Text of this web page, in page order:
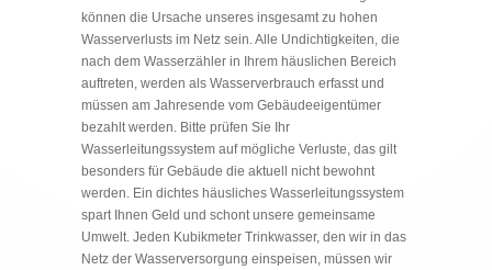
können die Ursache unseres insgesamt zu hohen
Wasserverlusts im Netz sein. Alle Undichtigkeiten, die
nach dem Wasserzähler in Ihrem häuslichen Bereich
auftreten, werden als Wasserverbrauch erfasst und
müssen am Jahresende vom Gebäudeeigentümer
bezahlt werden. Bitte prüfen Sie Ihr
Wasserleitungssystem auf mögliche Verluste, das gilt
besonders für Gebäude die aktuell nicht bewohnt
werden. Ein dichtes häusliches Wasserleitungssystem
spart Ihnen Geld und schont unsere gemeinsame
Umwelt. Jeden Kubikmeter Trinkwasser, den wir in das
Netz der Wasserversorgung einspeisen, müssen wir